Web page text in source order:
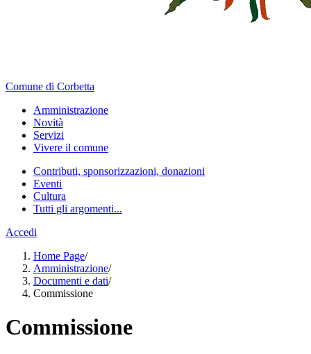
Comune di Corbetta
Amministrazione
Novità
Servizi
Vivere il comune
Contributi, sponsorizzazioni, donazioni
Eventi
Cultura
Tutti gli argomenti...
Accedi
Home Page/
Amministrazione/
Documenti e dati/
Commissione
Commissione